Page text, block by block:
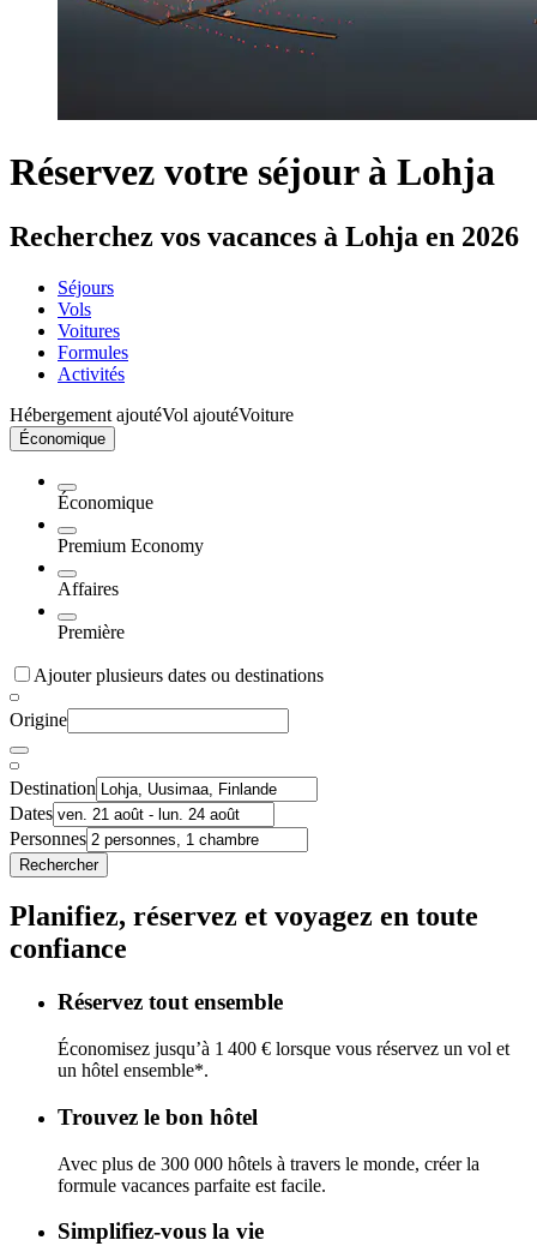
Réservez votre séjour à Lohja
Recherchez vos vacances à Lohja en 2026
Séjours
Vols
Voitures
Formules
Activités
Hébergement ajoutéVol ajoutéVoiture
Économique
Économique
Premium Economy
Affaires
Première
Ajouter plusieurs dates ou destinations
Origine
Destination
Dates
Personnes
Rechercher
Planifiez, réservez et voyagez en toute
confiance
Réservez tout ensemble
Économisez jusqu’à 1 400 € lorsque vous réservez un vol et
un hôtel ensemble*.
Trouvez le bon hôtel
Avec plus de 300 000 hôtels à travers le monde, créer la
formule vacances parfaite est facile.
Simplifiez-vous la vie